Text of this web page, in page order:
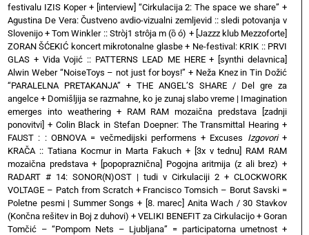
festivalu IZIS Koper+ [interview] “Cirkulacija 2: The space we share” +
Agustina De Vera: Čustveno avdio-vizualni zemljevid :: sledi potovanja v
Slovenijo +Tom Winkler :: Stròj1 strôja m (ȍ ó) + [Jazzz klub Mezzoforte]
ZORAN ŠĆEKIĆ koncert mikrotonalne glasbe+ Ne-festival: KRIK :: PRVI
GLAS + Vida Vojić :: PATTERNS LEAD ME HERE+ [synthi delavnica]
Alwin Weber “NoiseToys – not just for boys!” + Neža Knez in Tin Dožić
“PARALELNA PRETAKANJA” + THE ANGEL’S SHARE / Del gre za
angelce + Domišljija se razmahne, ko je zunaj slabo vreme | Imagination
emerges into weathering+ RAM RAM mozaična predstava [zadnji
ponovitvi] + Colin Black in Stefan Doepner: The Transmittal Hearing +
FAUST : : OBNOVA = večmedijski performens + Excuses Izgovori+
KRAČA :: Tatiana Kocmur in Marta Fakuch + [3x v tednu] RAM RAM
mozaična predstava+ [popopraznična] Pogojna aritmija (z ali brez) +
RADART # 14: SONOR(N)OST | tudi v Cirkulaciji 2 + CLOCKWORK
VOLTAGE – Patch from Scratch+ Francisco Tomsich – Borut Savski =
Poletne pesmi | Summer Songs + [8. marec] Anita Wach / 30 Stavkov
(Končna rešitev in Boj z duhovi) + VELIKI BENEFIT za Cirkulacijo + Goran
Tomčić – “Pompom Nets – Ljubljana” = participatorna umetnost +